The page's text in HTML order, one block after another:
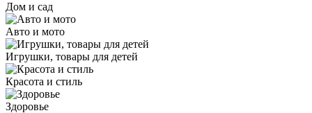
Дом и сад
Авто и мото
Игрушки, товары для детей
Красота и стиль
Здоровье